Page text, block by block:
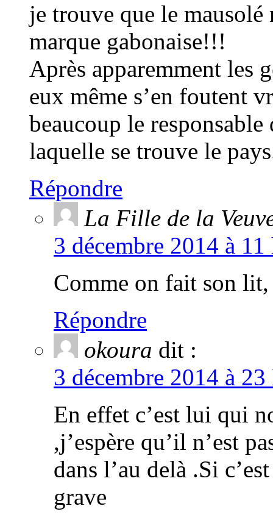
je trouve que le mausolé
marque gabonaise!!!
Après apparemment les
eux même s’en foutent
beaucoup le
laquelle se trouve le
Répondre
La Fille de la
3 décembre 2014 à
Comme on fait son lit,
Répondre
okoura dit :
3 décembre 2014 à
En effet c’est lui qui
,j’espère qu’il n’est
dans l’au delà .Si
grave